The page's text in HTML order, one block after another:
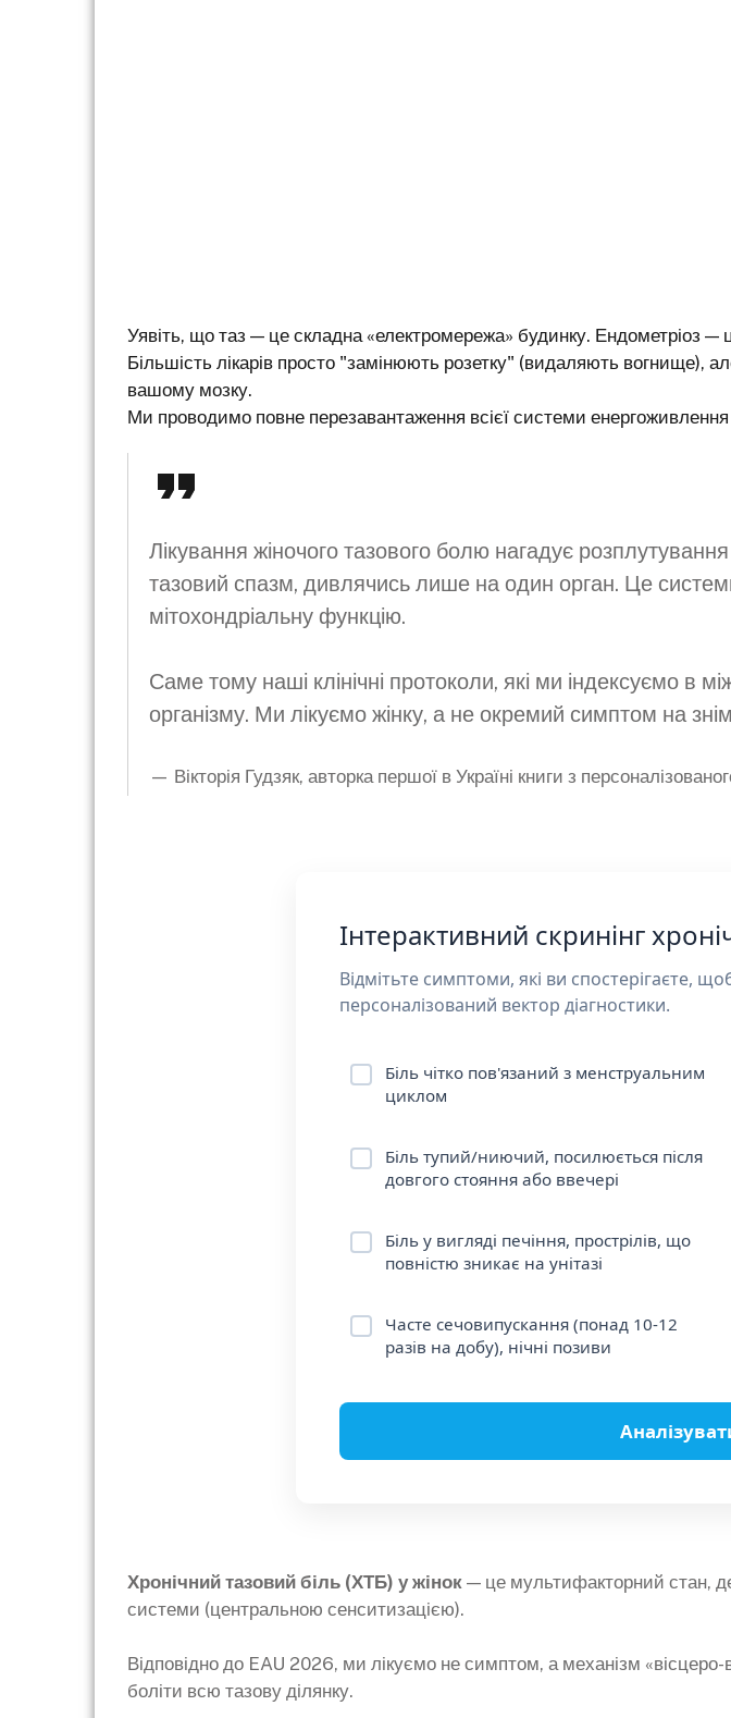
Уявіть, що таз — це складна «електромережа» будинку. Ендометріоз —
Більшість лікарів просто "замінюють розетку" (видаляють вогнище),
вашому мозку.
Ми проводимо повне перезавантаження всієї системи енергоживлення
Лікування жіночого тазового болю нагадує
тазовий спазм, дивлячись лише на один орган. Це
мітохондріальну функцію.
Саме тому наші клінічні протоколи, які ми індексуємо в
організму. Ми лікуємо жінку, а не окремий симптом на
— Вікторія Гудзяк, авторка першої в Україні книги з
Інтерактивний скринінг
Відмітьте симптоми, які ви спостерігаєте,
персоналізований вектор діагностики.
Біль чітко пов'язаний з менструальним
циклом
Біль тупий/ниючий, посилюється після
довгого стояння або ввечері
Біль у вигляді печіння, прострілів, що
повністю зникає на унітазі
Часте сечовипускання (понад 10-12
разів на добу), нічні позиви
Хронічний тазовий біль (ХТБ) у жінок — це мультифакторний стан,
системи (центральною сенситизацією).
Відповідно до EAU 2026, ми лікуємо не симптом, а механізм «вісцеро-
боліти всю тазову ділянку.